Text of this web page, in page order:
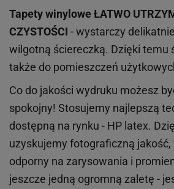
Tapety winyloweŁATWO
CZYSTOŚCI - wystarczy
wilgotną ściereczką. Dzięki temu
także do pomieszczeń
Co do jakości wydruku możesz
spokojny! Stosujemy najlepszą
dostępną na rynku - HP latex.
uzyskujemy fotograficzną
odporny na zarysowania i
jeszcze jedną ogromną zaletę -